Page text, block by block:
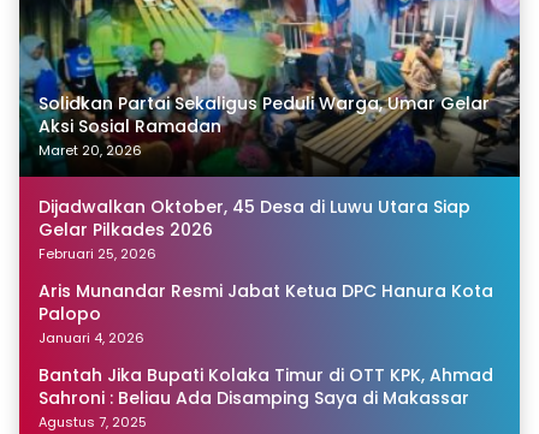
Solidkan Partai Sekaligus Peduli Warga, Umar Gelar
Aksi Sosial Ramadan
Maret 20, 2026
Dijadwalkan Oktober, 45 Desa di Luwu Utara Siap
Gelar Pilkades 2026
Februari 25, 2026
Aris Munandar Resmi Jabat Ketua DPC Hanura Kota
Palopo
Januari 4, 2026
Bantah Jika Bupati Kolaka Timur di OTT KPK, Ahmad
Sahroni : Beliau Ada Disamping Saya di Makassar
Agustus 7, 2025